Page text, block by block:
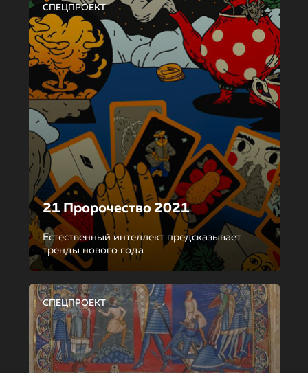
СПЕЦПРОЕКТ
21 Пророчество 2021
Естественный интеллект предсказывает
тренды нового года
СПЕЦПРОЕКТ